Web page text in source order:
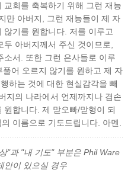
회를 축복하기 위해 그런 재능
만 아버지, 그런 재능들이 제 자
기를 원합니다. 저를 이루고
아버지께서 주신 것이므로,
소서. 또한 그런 은사들로 이루
어 오르지 않기를 원하고 제 자
하는 것에 대한 현실감각을 빼
지의 나라에서 언제까지나 겸손
합니다. 제 맏오빠/맏형이 되
이름으로 기도드립니다. 아멘.
"과 "내 기도" 부분은 Phil Ware
안이 있으실 경우